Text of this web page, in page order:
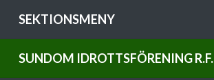
SEKTIONSMENY
SUNDOM IDROTTSFÖRENING R.F.